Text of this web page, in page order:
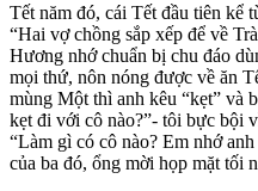
Tết năm đó, cái Tết đầu tiên kể
“Hai vợ chồng sắp xếp để về
Hương nhớ chuẩn bị chu đáo
mọi thứ, nôn nóng được về ăn
mùng Một thì anh kêu “kẹt” và
kẹt đi với cô nào?”- tôi bực bội
“Làm gì có cô nào? Em nhớ
của ba đó, ổng mời họp mặt tối